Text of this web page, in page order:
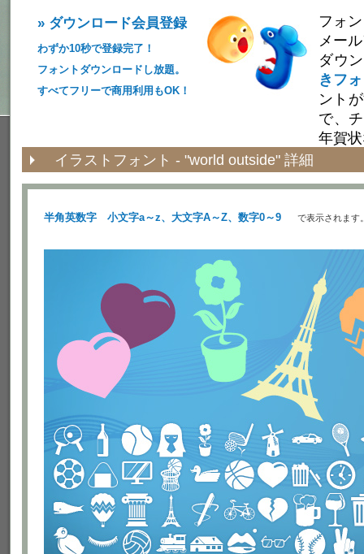
» ダウンロード会員登録
わずか10秒で登録完了！
フォントダウンロードし放題。
すべてフリーで商用利用もOK！
フォ
メー
ダウ
きフ
ント
で、
年賀
イラストフォント - "world outside" 詳細
半角英数字 小文字a～z、大文字A～Z、数字0～9 で表示されます